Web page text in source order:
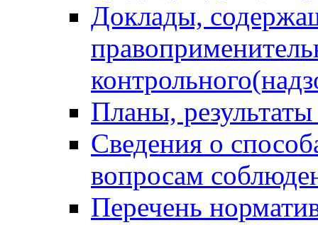
Доклады,
Планы,
Сведения о
вопросам
Перечень